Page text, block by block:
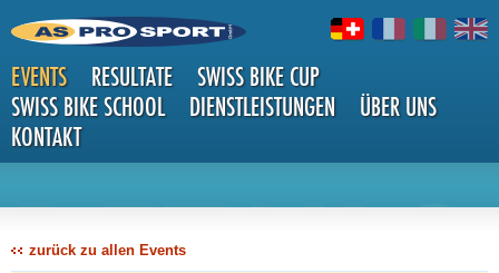
EVENTS RESULTATE
SWISS BIKE CUP
SWISS BIKE SCHOOL
DIENSTLEISTUNGEN
ÜBER UNS
KONTAKT
zurück zu allen Events